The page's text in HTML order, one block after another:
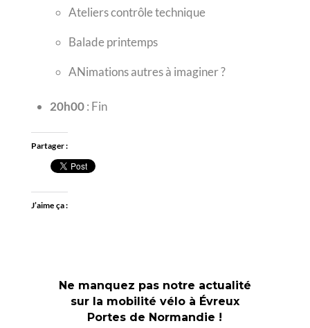
Ateliers contrôle technique
Balade printemps
ANimations autres à imaginer ?
20h00: Fin
Partager :
J’aime ça :
Ne manquez pas notre actualité
sur la mobilité vélo à Évreux
Portes de Normandie !